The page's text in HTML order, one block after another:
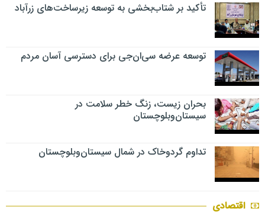
تأکید بر شتاب‌بخشی به توسعه زیرساخت‌های زرآباد
توسعه عرضه سی‌ان‌جی برای دسترسی آسان مردم
بحران زیست، زنگ خطر سلامت در
سیستان‌وبلوچستان
تداوم گردوخاک در شمال سیستان‌وبلوچستان
اقتصادی